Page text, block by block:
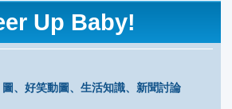
Up Baby!
、好笑動圖、生活知識、新聞討論